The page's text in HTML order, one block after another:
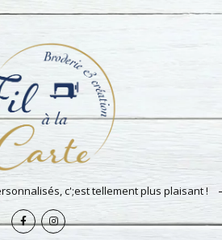
c';est tellement plus plaisant !